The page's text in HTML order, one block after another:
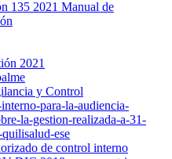
135 2021 Manual de
2021
y Control
para-la-audiencia-
la-gestion-realizada-a-31-
ese
de control interno